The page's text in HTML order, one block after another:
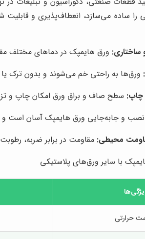
را ساده می‌سازد، انعطاف‌پذیری و
ساختاری: ورق هایمپک در دماهای مختلف
ورق‌ها به راحتی خم می‌شوند و بدون ترک
چاپ: سطح صاف و براق ورق امکان چاپ و
و جابه‌جایی ورق هایمپک آسان است و
محیطی: مقاومت در برابر ضربه،
با سایر ورق‌های پلاستیکی
حرارتی